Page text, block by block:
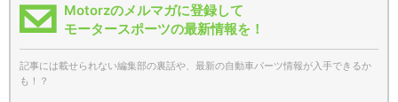
Motorzのメルマガに登録して
モータースポーツの最新情報を！
記事には載せられない編集部の裏話や、最新の自動車パーツ情報が入手できるか
も！？